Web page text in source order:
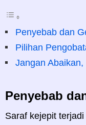
Penyebab dan
Pilihan
Jangan
Penyebab
Saraf kejepit